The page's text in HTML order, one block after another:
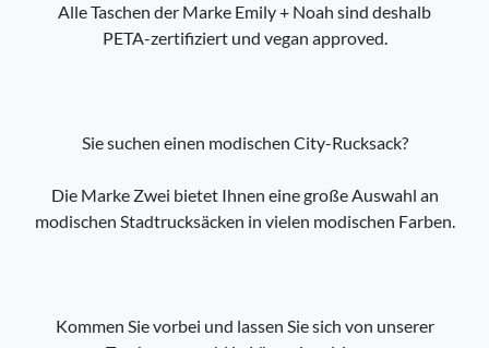
Alle Taschen der Marke Emily + Noah sind deshalb
PETA-zertifiziert und vegan approved.
Sie suchen einen modischen City-Rucksack?
Die Marke Zwei bietet Ihnen eine große Auswahl an
modischen Stadtrucksäcken in vielen modischen Farben.
Kommen Sie vorbei und lassen Sie sich von unserer